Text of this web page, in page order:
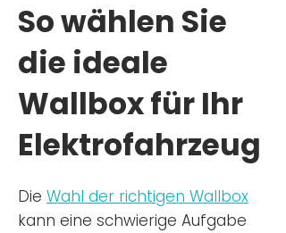
So wählen Sie
die ideale
Wallbox für Ihr
Elektrofahrzeug
Die Wahl der richtigen Wallbox
kann eine schwierige Aufgabe